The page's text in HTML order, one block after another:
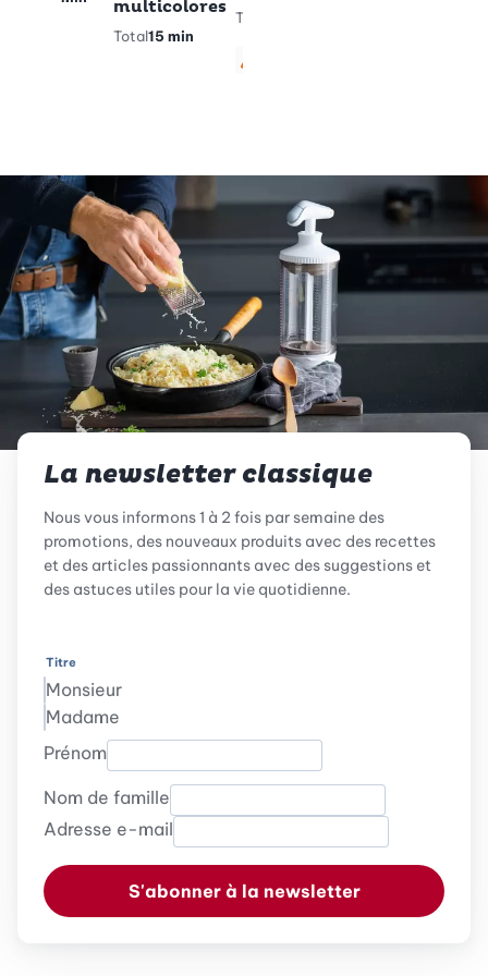
multicolores
Total15 min
Total
La newsletter classique
Nous vous informons 1 à 2 fois par semaine des
promotions, des nouveaux produits avec des recettes
et des articles passionnants avec des suggestions et
des astuces utiles pour la vie quotidienne.
Titre
Monsieur
Madame
Prénom
Nom de famille
Adresse e-mail
S'abonner à la newsletter